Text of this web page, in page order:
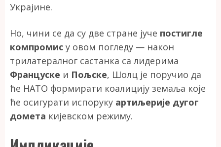
Украјине.
Но, чини се да су две стране јуче постигле
компромис у овом погледу — након
трилатералног састанка са лидерима
Француске и Пољске, Шолц је поручио да
ће НАТО формирати коалицију земаља које
ће осигурати испоруку артиљерије дугог
домета кијевском режиму.